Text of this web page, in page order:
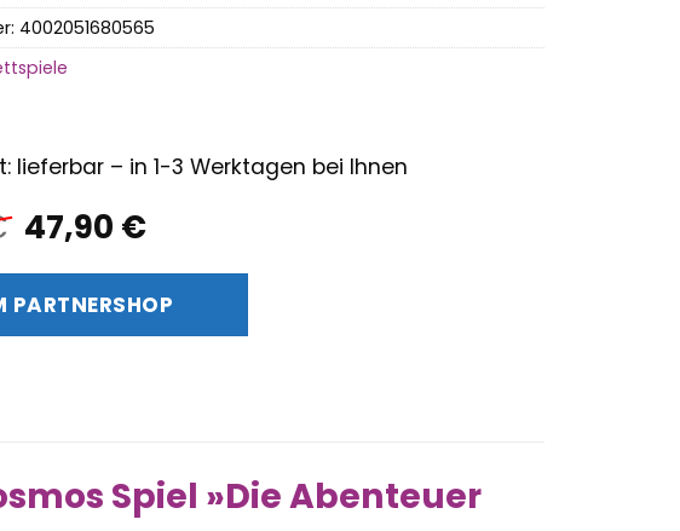
Ursprünglicher
Preis
war:
49,99 €
47,90 €Aktueller
ist:
47,90 €.
lieferbar – in 1-3 Werktagen bei Ihnen
PARTNERSHOP
4002051680565
Spiel »Die Abenteuer